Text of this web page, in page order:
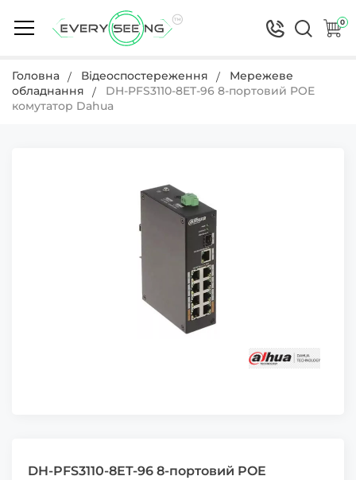
0
Головна Відеоспостереження
Мережеве
обладнання
DH-PFS3110-8ET-96 8-портовий POE
комутатор Dahua
DH-PFS3110-8ET-96 8-портовий POE